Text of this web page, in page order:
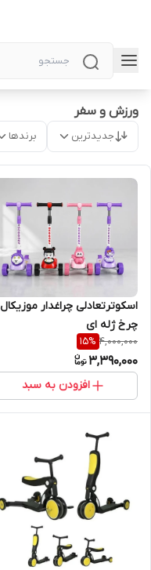
ورزش و سفر
جدیدترین برندها
اسکوترتعادلی چراغدار موزیکال
چرخ ژله ای
4,000,000
15%
3,390,000
افزودن به سبد